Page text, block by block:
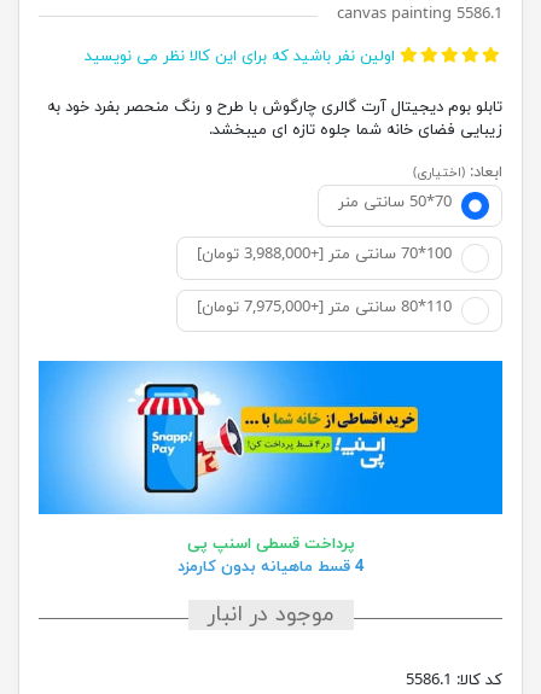
canvas painting 5586.1
اولین نفر باشید که برای این کالا نظر می نویسید
تابلو بوم دیجیتال آرت گالری چارگوش با طرح و رنگ منحصر بفرد خود به
زیبایی فضای خانه شما جلوه تازه ای میبخشد.
ابعاد: (اختیاری)
70*50 سانتی منر
100*70 سانتی متر [+3,988,000 تومان]
110*80 سانتی متر [+7,975,000 تومان]
پرداخت قسطی اسنپ پی
4 قسط ماهیانه بدون کارمزد
موجود در انبار
کد کالا: 5586.1